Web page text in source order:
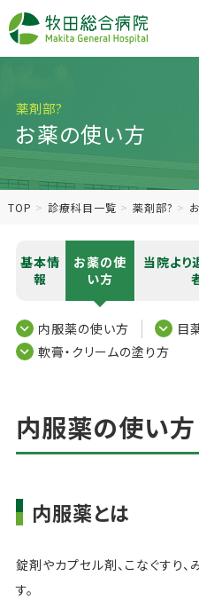
薬剤部?
お薬の使い方
TOP 診療科目一覧 薬剤部?
基本情
報
お薬の使
い方
当院より
内服薬の使い方
目
軟膏・クリームの塗り方
内服薬の使い方
内服薬とは
錠剤やカプセル剤、こなぐすり
す。